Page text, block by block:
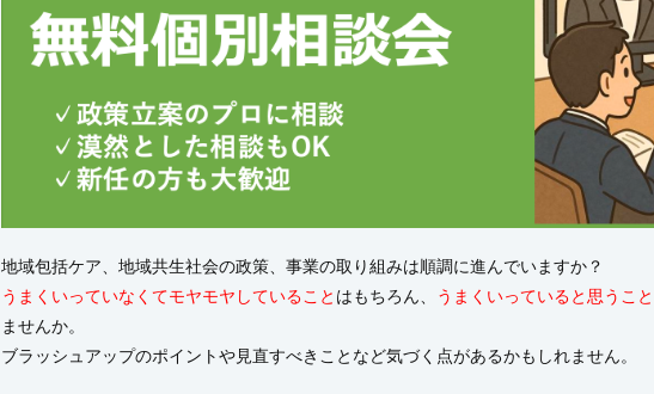
地域包括ケア、地域共生社会の政策、事業の取り組みは順調に進んでいますか？
うまくいっていなくてモヤモヤしていること はもちろん、 うまくいっていると思うこと
ませんか。
ブラッシュアップのポイントや見直すべきことなど気づく点があるかもしれません。